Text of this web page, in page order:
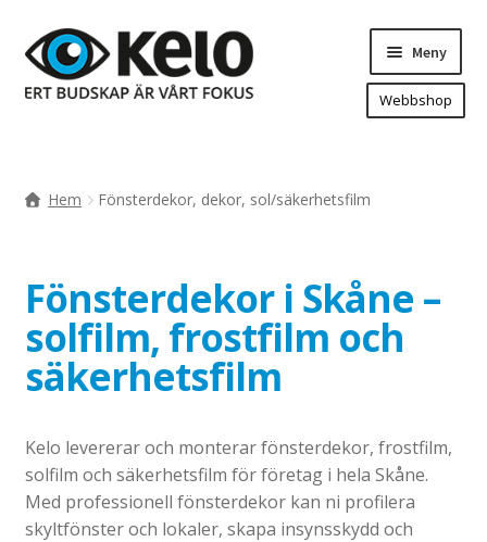
Hoppa
till
navigering
Hoppa
till
innehåll
Meny
Arenareklam
Dekaler och magnetskyltar
Fasadskyltar
Flaggor, Roll-ups mm.
Frigolit och akrylskyltar
Fönsterdekor, dekor, sol-säkerhetsfilm
Gravyr till industrin
Webbshop
Hem Fönsterdekor, dekor, sol/säkerhetsfilm
Fönsterdekor i Skåne –
solfilm, frostfilm och
säkerhetsfilm
Kelo levererar och monterar fönsterdekor, frostfilm,
solfilm och säkerhetsfilm för företag i hela Skåne.
Med professionell fönsterdekor kan ni profilera
skyltfönster och lokaler, skapa insynsskydd och